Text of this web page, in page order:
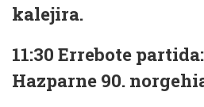
kalejira.
11:30 Errebote
Hazparne 90.